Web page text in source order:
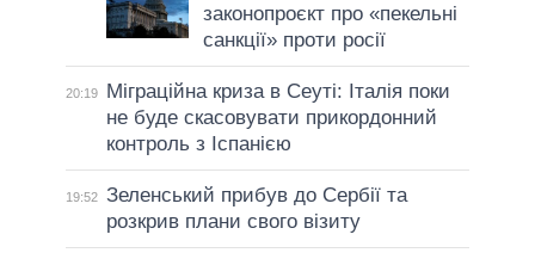
законопроєкт про «пекельні
санкції» проти росії
20:19
Міграційна криза в Сеуті: Італія поки
не буде скасовувати прикордонний
контроль з Іспанією
19:52 Зеленський прибув до Сербії та
розкрив плани свого візиту